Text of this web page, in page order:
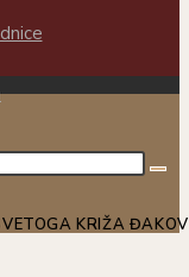
KRIŽA